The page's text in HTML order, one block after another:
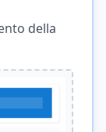
della